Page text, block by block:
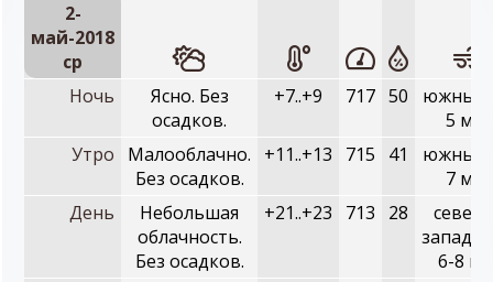
2-
май-2018
ср
Ночь
Ясно. Без
осадков.
+7..+9 717 50
южный,
5 м/с
Утро
Малооблачно.
Без осадков.
+11..+13 715 41
южный,
7 м/с
День
Небольшая
облачность.
Без осадков.
+21..+23 713 28
6-8 м/